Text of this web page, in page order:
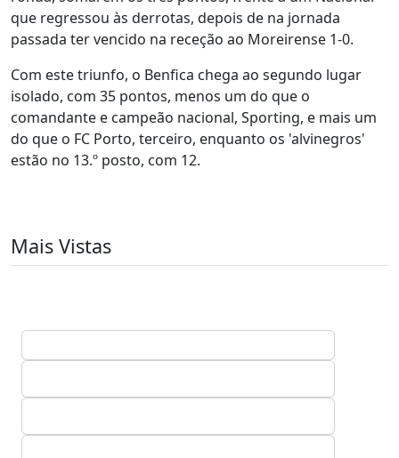
que regressou às derrotas, depois de na jornada
passada ter vencido na receção ao Moreirense 1-0.
Com este triunfo, o Benfica chega ao segundo lugar
isolado, com 35 pontos, menos um do que o
comandante e campeão nacional, Sporting, e mais um
do que o FC Porto, terceiro, enquanto os 'alvinegros'
estão no 13.º posto, com 12.
Mais Vistas